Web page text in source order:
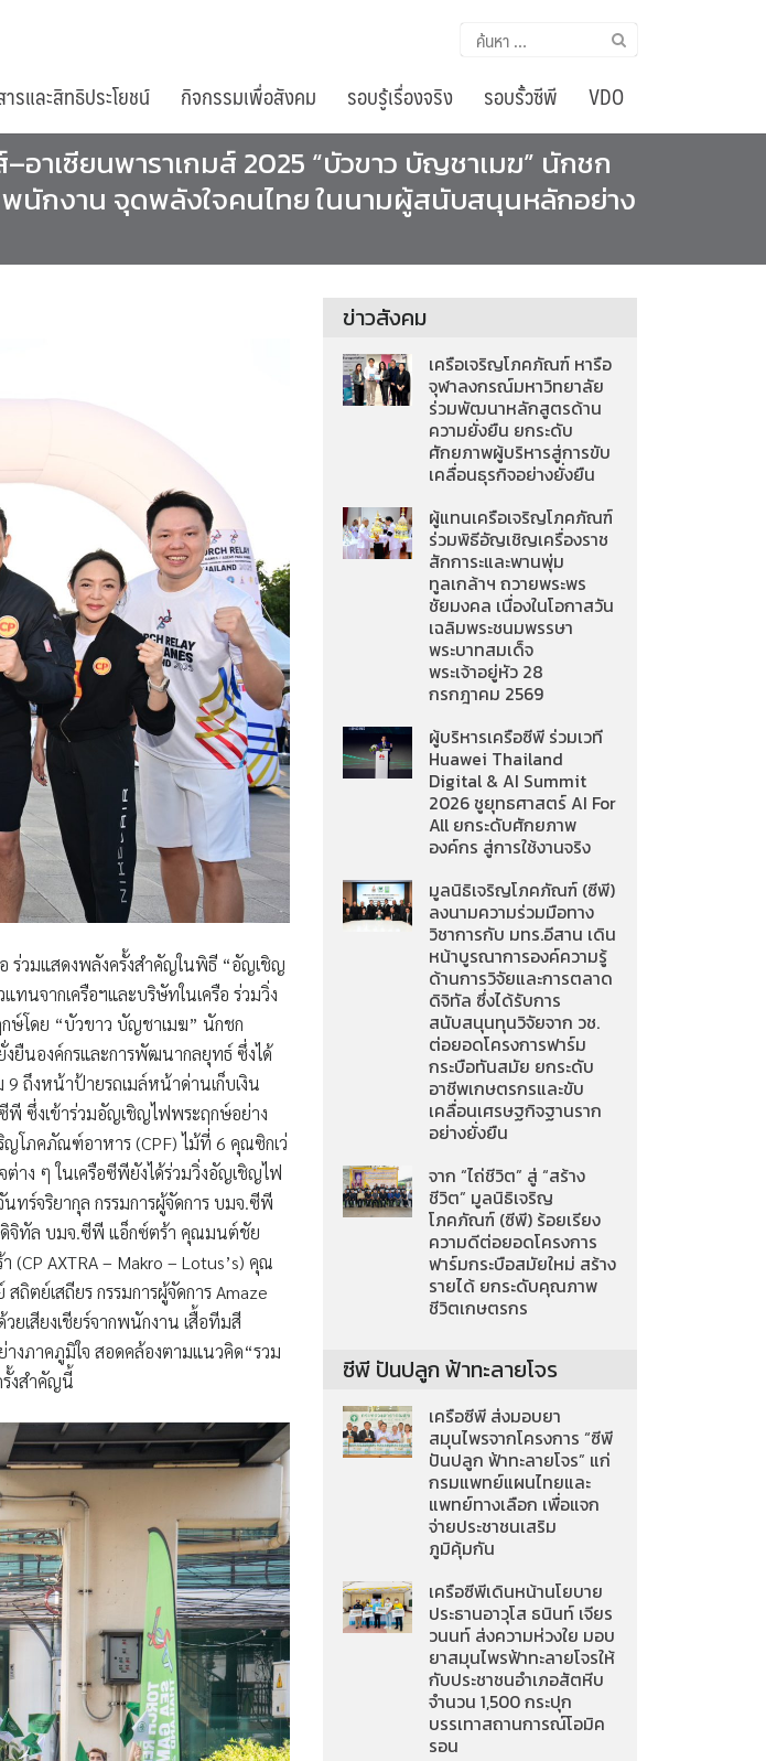
ค้นหา
ารและสิทธิประโยชน์ กิจกรรมเพื่อสังคม รอบรู้เรื่องจริง รอบรั้วซีพี VDO
าเซียนพาราเกมส์ 2025 “บัวขาว บัญชาเมฆ” นักชก
นักงาน จุดพลังใจคนไทย ในนามผู้สนับสนุนหลักอย่าง
ร่วมแสดงพลังครั้งสำคัญในพิธี “อัญเชิญ
นจากเครือฯและบริษัทในเครือ ร่วมวิ่ง
ษ์โดย “บัวขาว บัญชาเมฆ” นักชก
ยืนองค์กรและการพัฒนากลยุทธ์ ซึ่งได้
9 ถึงหน้าป้ายรถเมล์หน้าด่านเก็บเงิน
พี ซึ่งเข้าร่วมอัญเชิญไฟพระฤกษ์อย่าง
โภคภัณฑ์อาหาร (CPF) ไม้ที่ 6 คุณซิกเว่
าง ๆ ในเครือซีพียังได้ร่วมวิ่งอัญเชิญไฟ
ร์จริยากุล กรรมการผู้จัดการ บมจ.ซีพี
ดิจิทัล บมจ.ซีพี แอ็กซ์ตร้า คุณมนต์ชัย
AXTRA – Makro – Lotus’s) คุณ
ตย์เสถียร กรรมการผู้จัดการ Amaze
ยเสียงเชียร์จากพนักงาน เสื้อทีมสี
างภาคภูมิใจ สอดคล้องตามแนวคิด“รวม
งสำคัญนี้
ข่าวสังคม
เครือเจริญโภคภัณฑ์ หารือ
จุฬาลงกรณ์มหาวิทยาลัย
ร่วมพัฒนาหลักสูตรด้าน
ความยั่งยืน ยกระดับ
ศักยภาพผู้บริหารสู่การขับ
เคลื่อนธุรกิจอย่างยั่งยืน
ผู้แทนเครือเจริญโภคภัณฑ์
ร่วมพิธีอัญเชิญเครื่องราช
สักการะและพานพุ่ม
ทูลเกล้าฯ ถวายพระพร
ชัยมงคล เนื่องในโอกาสวัน
เฉลิมพระชนมพรรษา
พระบาทสมเด็จ
พระเจ้าอยู่หัว 28
กรกฎาคม 2569
ผู้บริหารเครือซีพี ร่วมเวที
Huawei Thailand
Digital & AI Summit
2026 ชูยุทธศาสตร์ AI For
All ยกระดับศักยภาพ
องค์กร สู่การใช้งานจริง
มูลนิธิเจริญโภคภัณฑ์ (ซีพี)
ลงนามความร่วมมือทาง
วิชาการกับ มทร.อีสาน เดิน
หน้าบูรณาการองค์ความรู้
ด้านการวิจัยและการตลาด
ดิจิทัล ซึ่งได้รับการ
สนับสนุนทุนวิจัยจาก วช.
ต่อยอดโครงการฟาร์ม
กระบือทันสมัย ยกระดับ
อาชีพเกษตรกรและขับ
เคลื่อนเศรษฐกิจฐานราก
อย่างยั่งยืน
จาก “ไถ่ชีวิต” สู่ “สร้าง
ชีวิต” มูลนิธิเจริญ
โภคภัณฑ์ (ซีพี) ร้อยเรียง
ความดีต่อยอดโครงการ
ฟาร์มกระบือสมัยใหม่ สร้าง
รายได้ ยกระดับคุณภาพ
ชีวิตเกษตรกร
ซีพี ปันปลูก ฟ้าทะลายโจร
เครือซีพี ส่งมอบยา
สมุนไพรจากโครงการ “ซีพี
ปันปลูก ฟ้าทะลายโจร” แก่
กรมแพทย์แผนไทยและ
แพทย์ทางเลือก เพื่อแจก
จ่ายประชาชนเสริม
ภูมิคุ้มกัน
เครือซีพีเดินหน้านโยบาย
ประธานอาวุโส ธนินท์ เจียร
วนนท์ ส่งความห่วงใย มอบ
ยาสมุนไพรฟ้าทะลายโจรให้
กับประชาชนอำเภอสัตหีบ
จำนวน 1,500 กระปุก
บรรเทาสถานการณ์โอมิค
รอน